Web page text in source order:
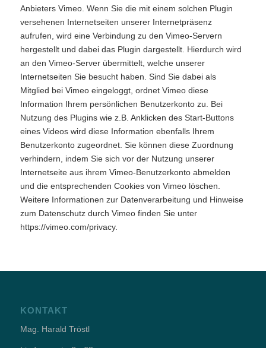
Anbieters Vimeo. Wenn Sie die mit einem solchen Plugin
versehenen Internetseiten unserer Internetpräsenz
aufrufen, wird eine Verbindung zu den Vimeo-Servern
hergestellt und dabei das Plugin dargestellt. Hierdurch wird
an den Vimeo-Server übermittelt, welche unserer
Internetseiten Sie besucht haben. Sind Sie dabei als
Mitglied bei Vimeo eingeloggt, ordnet Vimeo diese
Information Ihrem persönlichen Benutzerkonto zu. Bei
Nutzung des Plugins wie z.B. Anklicken des Start-Buttons
eines Videos wird diese Information ebenfalls Ihrem
Benutzerkonto zugeordnet. Sie können diese Zuordnung
verhindern, indem Sie sich vor der Nutzung unserer
Internetseite aus ihrem Vimeo-Benutzerkonto abmelden
und die entsprechenden Cookies von Vimeo löschen.
Weitere Informationen zur Datenverarbeitung und Hinweise
zum Datenschutz durch Vimeo finden Sie unter
https://vimeo.com/privacy.
KONTAKT
Mag. Harald Tröstl